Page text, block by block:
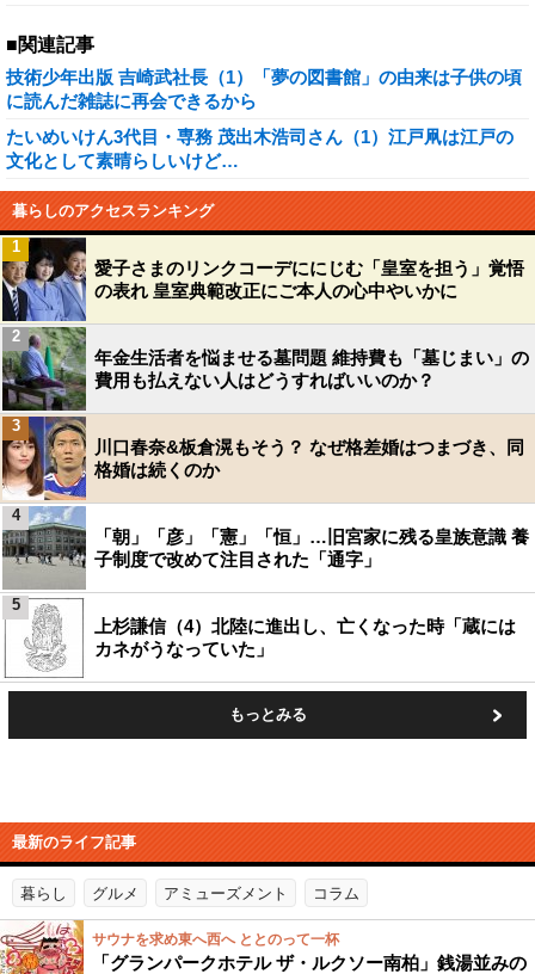
■関連記事
技術少年出版 吉崎武社長（1）「夢の図書館」の由来は子供の頃
に読んだ雑誌に再会できるから
たいめいけん3代目・専務 茂出木浩司さん（1）江戸凧は江戸の
文化として素晴らしいけど…
暮らしのアクセスランキング
愛子さまのリンクコーデににじむ「皇室を担う」覚悟
の表れ 皇室典範改正にご本人の心中やいかに
1
年金生活者を悩ませる墓問題 維持費も「墓じまい」の
費用も払えない人はどうすればいいのか？
2
川口春奈&板倉滉もそう？ なぜ格差婚はつまづき、同
格婚は続くのか
3
「朝」「彦」「憲」「恒」…旧宮家に残る皇族意識 養
子制度で改めて注目された「通字」
4
上杉謙信（4）北陸に進出し、亡くなった時「蔵には
カネがうなっていた」
5
もっとみる
最新のライフ記事
暮らし グルメ アミューズメント コラム
サウナを求め東へ西へ ととのって一杯
「グランパークホテル ザ・ルクソー南柏」銭湯並みの